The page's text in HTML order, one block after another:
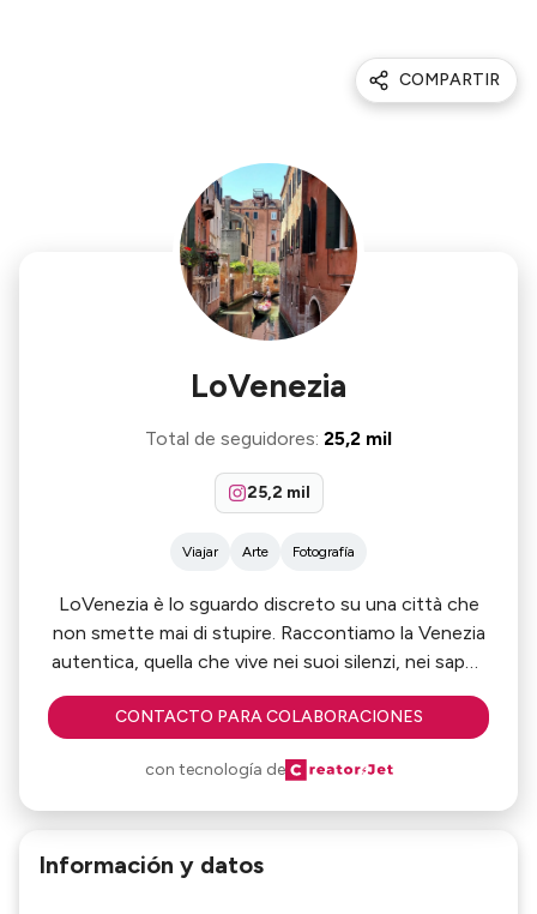
COMPARTIR
LoVenezia
Total de seguidores: 25,2 mil
25,2 mil
Viajar Arte Fotografía
LoVenezia è lo sguardo discreto su una città che
non smette mai di stupire. Raccontiamo la Venezia
autentica, quella che vive nei suoi silenzi, nei sapori
locali, nei dettagli nascosti tra calli e fondamenta.
Ogni post è un invito a rallentare, osservare,
eventi esclusivi ai locali più amati da chi Venezia la
conosce davvero.
Siamo una bussola discreta per chi cerca l’eleganza
CONTACTO PARA COLABORACIONES
con tecnología de
Información y datos